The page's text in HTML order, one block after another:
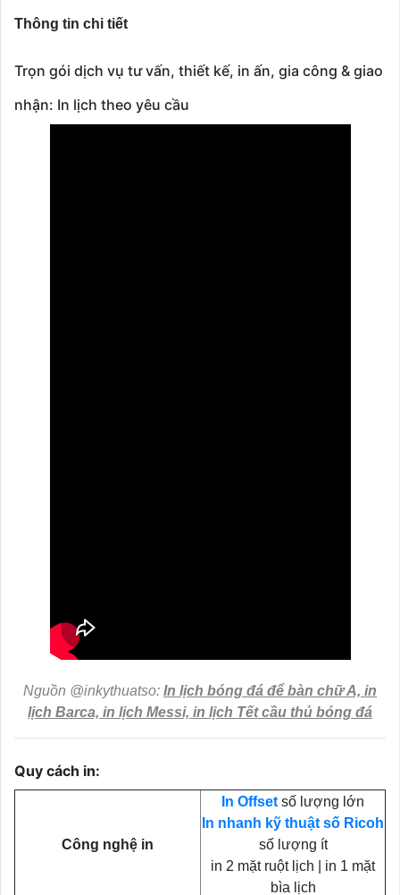
Thông tin chi tiết
Trọn gói dịch vụ tư vấn, thiết kế, in ấn, gia công & giao
nhận: In lịch theo yêu cầu
Nguồn @inkythuatso: In lịch bóng đá để bàn chữ A, in
lịch Barca, in lịch Messi, in lịch Tết cầu thủ bóng đá
Quy cách in:
Công nghệ in
In Offsetsố lượng lớn
In nhanh kỹ thuật số Ricoh
số lượng ít
in 2 mặt ruột lịch | in 1 mặt
bìa lịch